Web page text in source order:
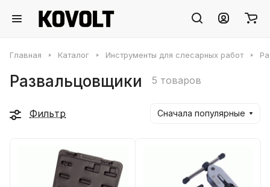
Главная Каталог Инструменты для слесарных работ
Развальцовщики 5 товаров
Фильтр Сначала популярные